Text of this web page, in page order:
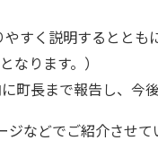
すく説明するととも
ります。）
長まで報告し、今
などでご紹介させ